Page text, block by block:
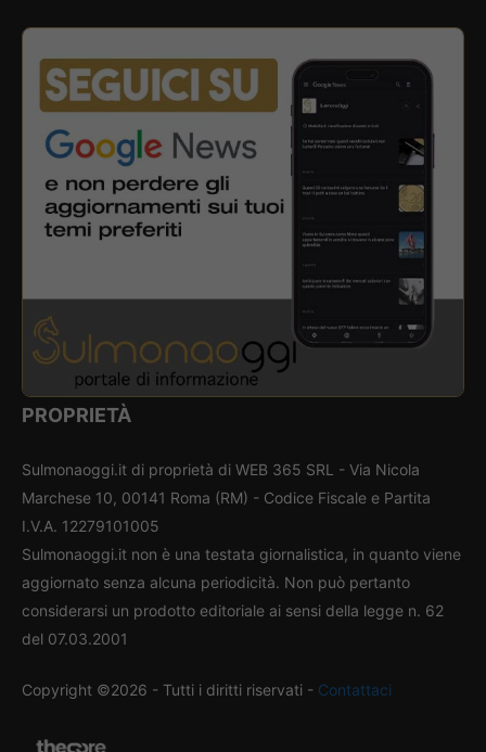
PROPRIETÀ
Sulmonaoggi.it di proprietà di WEB 365 SRL - Via Nicola
Marchese 10, 00141 Roma (RM) - Codice Fiscale e Partita
I.V.A. 12279101005
Sulmonaoggi.it non è una testata giornalistica, in quanto viene
aggiornato senza alcuna periodicità. Non può pertanto
considerarsi un prodotto editoriale ai sensi della legge n. 62
del 07.03.2001
Copyright ©2026 - Tutti i diritti riservati - Contattaci